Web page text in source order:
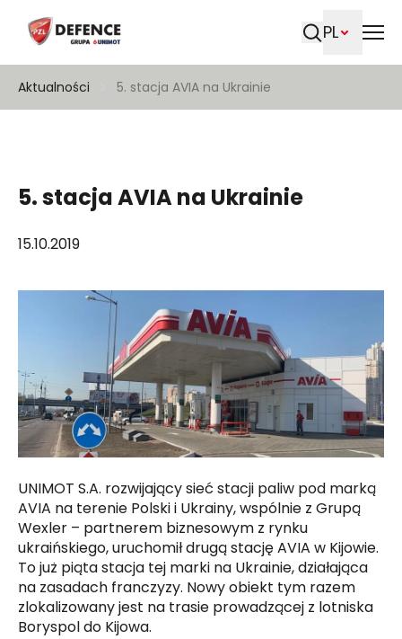
PL
Aktualności 5. stacja AVIA na Ukrainie
5. stacja AVIA na Ukrainie
15.10.2019
UNIMOT S.A. rozwijający sieć stacji paliw pod marką
AVIA na terenie Polski i Ukrainy, wspólnie z Grupą
Wexler – partnerem biznesowym z rynku
ukraińskiego, uruchomił drugą stację AVIA w Kijowie.
To już piąta stacja tej marki na Ukrainie, działająca
na zasadach franczyzy. Nowy obiekt tym razem
zlokalizowany jest na trasie prowadzącej z lotniska
Boryspol do Kijowa.